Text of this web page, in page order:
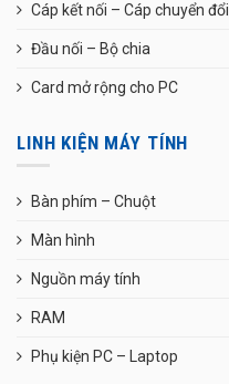
Cáp kết nối – Cáp chuyển đổi
Đầu nối – Bộ chia
Card mở rộng cho PC
LINH KIỆN MÁY TÍNH
Bàn phím – Chuột
Màn hình
Nguồn máy tính
RAM
Phụ kiện PC – Laptop